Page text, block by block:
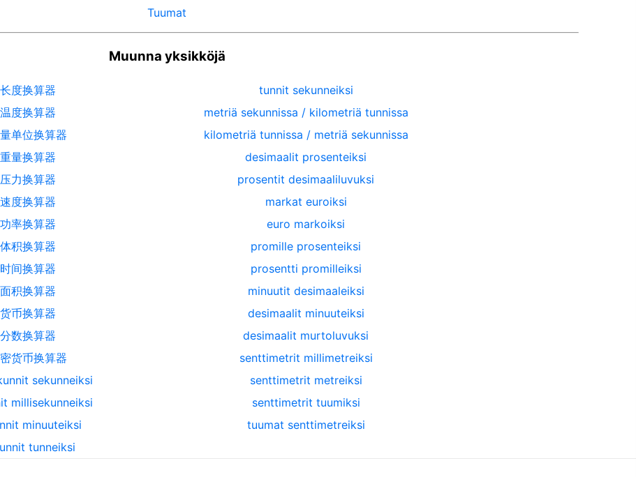
Tuumat
Muunna yksikköjä
长度换算器
温度换算器
单位换算器
重量换算器
压力换算器
速度换算器
功率换算器
体积换算器
时间换算器
面积换算器
货币换算器
分数换算器
货币换算器
sekunneiksi
millisekunneiksi
minuuteiksi
tunneiksi
tunnit sekunneiksi
metriä sekunnissa / kilometriä tunnissa
kilometriä tunnissa / metriä sekunnissa
desimaalit prosenteiksi
prosentit desimaaliluvuksi
markat euroiksi
euro markoiksi
promille prosenteiksi
prosentti promilleiksi
minuutit desimaaleiksi
desimaalit minuuteiksi
desimaalit murtoluvuksi
senttimetrit millimetreiksi
senttimetrit metreiksi
senttimetrit tuumiksi
tuumat senttimetreiksi